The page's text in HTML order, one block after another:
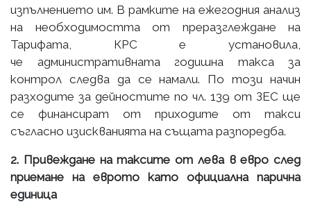
изпълнението им. В рамките на ежегодния анализ
на необходимостта от преразглеждане на
Тарифата, КРС е установила,
че административната годишна такса за
контрол следва да се намали. По този начин
разходите за дейностите по чл. 139 от ЗЕС ще
се финансират от приходите от такси
съгласно изискванията на същата разпоредба.
2. Привеждане на таксите от лева в евро след
приемане на еврото като официална парична
единица